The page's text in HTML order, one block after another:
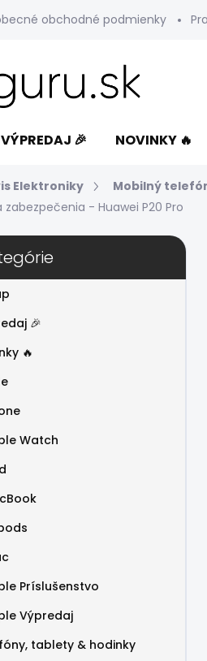
obchodné podmienky
VÝPREDAJ 🎉 NOVINKY 🔥
Elektroniky Mobilný
zabezpečenia - Huawei P20 Pro
🎉
🔥
Watch
Príslušenstvo
Výpredaj
tablety & hodinky